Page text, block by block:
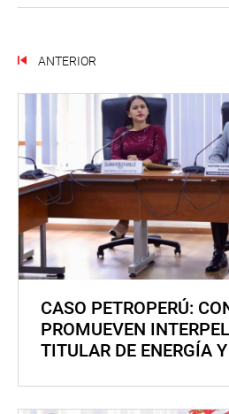
ANTERIOR
CASO PETROPERÚ:
PROMUEVEN
TITULAR DE ENERGÍA